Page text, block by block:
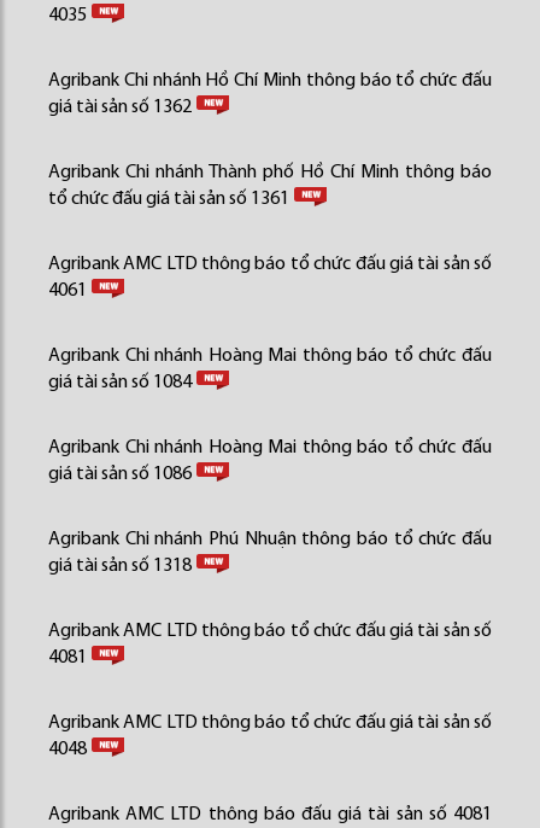
4035
Agribank Chi nhánh Hồ Chí Minh thông báo tổ chức đấu
giá tài sản số 1362
Agribank Chi nhánh Thành phố Hồ Chí Minh thông báo
tổ chức đấu giá tài sản số 1361
Agribank AMC LTD thông báo tổ chức đấu giá tài sản số
4061
Agribank Chi nhánh Hoàng Mai thông báo tổ chức đấu
giá tài sản số 1084
Agribank Chi nhánh Hoàng Mai thông báo tổ chức đấu
giá tài sản số 1086
Agribank Chi nhánh Phú Nhuận thông báo tổ chức đấu
giá tài sản số 1318
Agribank AMC LTD thông báo tổ chức đấu giá tài sản số
4081
Agribank AMC LTD thông báo tổ chức đấu giá tài sản số
4048
Agribank AMC LTD thông báo đấu giá tài sản số 4081